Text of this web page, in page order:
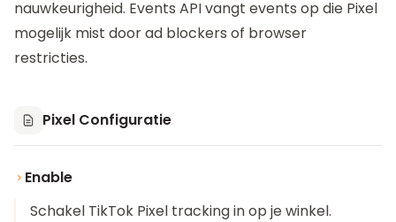
nauwkeurigheid. Events API vangt events op die Pixel
mogelijk mist door ad blockers of browser
restricties.
Pixel Configuratie
Enable
Schakel TikTok Pixel tracking in op je winkel.